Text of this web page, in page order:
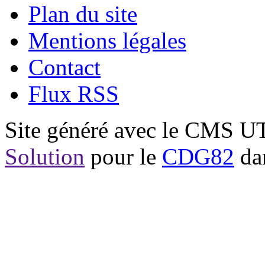
Plan du site
Mentions légales
Contact
Flux RSS
Site généré avec le CMS
Solution pour le CDG82